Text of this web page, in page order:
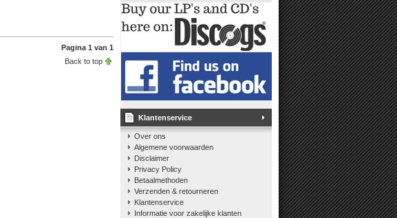
Pagina 1 van 1
Back to top
Klantenservice
Over ons
Algemene voorwaarden
Disclaimer
Privacy Policy
Betaalmethoden
Verzenden & retourneren
Klantenservice
Informatie voor zakelijke klanten